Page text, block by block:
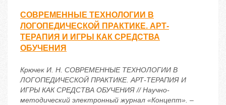
СОВРЕМЕННЫЕ ТЕХНОЛОГИИ В
ЛОГОПЕДИЧЕСКОЙ ПРАКТИКЕ. АРТ-
ТЕРАПИЯ И ИГРЫ КАК СРЕДСТВА
ОБУЧЕНИЯ
Крючек И. Н. СОВРЕМЕННЫЕ ТЕХНОЛОГИИ В
ЛОГОПЕДИЧЕСКОЙ ПРАКТИКЕ. АРТ-ТЕРАПИЯ И
ИГРЫ КАК СРЕДСТВА ОБУЧЕНИЯ // Научно-
методический электронный журнал «Концепт». –